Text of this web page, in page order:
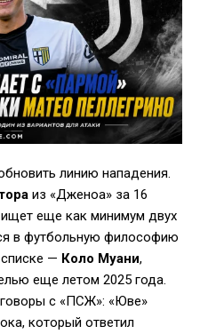
линию нападения.
из «Дженоа» за 16
ищет еще как минимум двух
в футбольную философию
— Коло Муани,
еще летом 2025 года.
с «ПСЖ»: «Юве»
который ответил